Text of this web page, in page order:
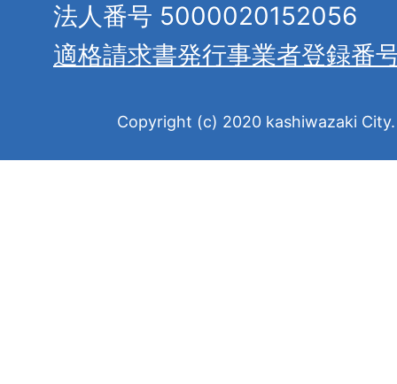
法人番号 5000020152056
適格請求書発行事業者登録番
Copyright (c) 2020 kashiwazaki